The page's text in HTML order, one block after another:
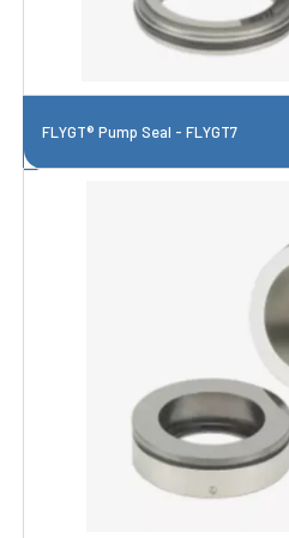
FLYGT® Pump Seal - FLYGT7